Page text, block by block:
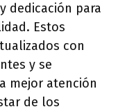
dedicación para
Estos
con
y se
mejor atención
de los